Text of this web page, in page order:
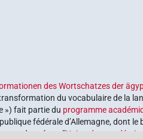
des Wortschatzes der
du vocabulaire de la
») fait partie du programme
fédérale d’Allemagne, dont le
coordonné par l’Union des